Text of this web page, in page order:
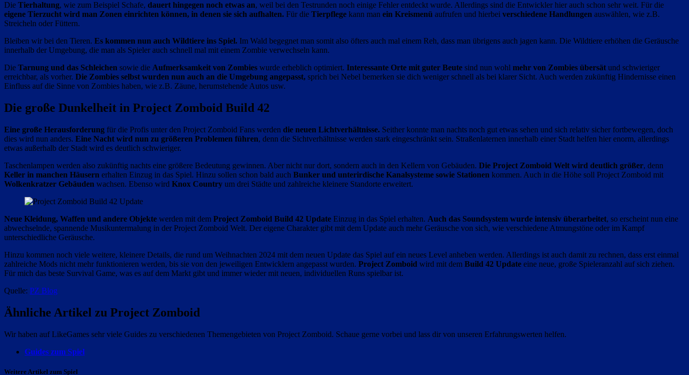
Die Tierhaltung, wie zum Beispiel Schafe, dauert hingegen noch etwas an, weil bei den Testrunden noch einige Fehler entdeckt wurde. Allerdings sind die Entwickler hier auch schon sehr weit. Für die
eigene Tierzucht wird man Zonen einrichten können, in denen sie sich aufhalten. Für die Tierpflege kann man ein Kreismenü aufrufen und hierbei verschiedene Handlungen auswählen, wie z.B.
Streicheln oder Füttern.
Bleiben wir bei den Tieren. Es kommen nun auch Wildtiere ins Spiel. Im Wald begegnet man somit also öfters auch mal einem Reh, dass man übrigens auch jagen kann. Die Wildtiere erhöhen die Geräusche
innerhalb der Umgebung, die man als Spieler auch schnell mal mit einem Zombie verwechseln kann.
Die Tarnung und das Schleichen sowie die Aufmerksamkeit von Zombies wurde erheblich optimiert. Interessante Orte mit guter Beute sind nun wohl mehr von Zombies übersät und schwieriger
erreichbar, als vorher. Die Zombies selbst wurden nun auch an die Umgebung angepasst, sprich bei Nebel bemerken sie dich weniger schnell als bei klarer Sicht. Auch werden zukünftig Hindernisse einen
Einfluss auf die Sinne von Zombies haben, wie z.B. Zäune, herumstehende Autos usw.
Die große Dunkelheit in Project Zomboid Build 42
Eine große Herausforderung für die Profis unter den Project Zomboid Fans werden die neuen Lichtverhältnisse. Seither konnte man nachts noch gut etwas sehen und sich relativ sicher fortbewegen, doch
dies wird nun anders. Eine Nacht wird nun zu größeren Problemen führen, denn die Sichtverhältnisse werden stark eingeschränkt sein. Straßenlaternen innerhalb einer Stadt helfen hier enorm, allerdings
etwas außerhalb der Stadt wird es deutlich schwieriger.
Taschenlampen werden also zukünftig nachts eine größere Bedeutung gewinnen. Aber nicht nur dort, sondern auch in den Kellern von Gebäuden. Die Project Zomboid Welt wird deutlich größer, denn
Keller in manchen Häusern erhalten Einzug in das Spiel. Hinzu sollen schon bald auch Bunker und unterirdische Kanalsysteme sowie Stationen kommen. Auch in die Höhe soll Project Zomboid mit
Wolkenkratzer Gebäuden wachsen. Ebenso wird Knox Country um drei Städte und zahlreiche kleinere Standorte erweitert.
Neue Kleidung, Waffen und andere Objekte werden mit dem Project Zomboid Build 42 Update Einzug in das Spiel erhalten. Auch das Soundsystem wurde intensiv überarbeitet, so erscheint nun eine
abwechselnde, spannende Musikuntermalung in der Project Zomboid Welt. Der eigene Charakter gibt mit dem Update auch mehr Geräusche von sich, wie verschiedene Atmungstöne oder im Kampf
unterschiedliche Geräusche.
Hinzu kommen noch viele weitere, kleinere Details, die rund um Weihnachten 2024 mit dem neuen Update das Spiel auf ein neues Level anheben werden. Allerdings ist auch damit zu rechnen, dass erst einmal
zahlreiche Mods nicht mehr funktionieren werden, bis sie von den jeweiligen Entwicklern angepasst wurden. Project Zomboid wird mit dem Build 42 Update eine neue, große Spieleranzahl auf sich ziehen.
Für mich das beste Survival Game, was es auf dem Markt gibt und immer wieder mit neuen, individuellen Runs spielbar ist.
Quelle: PZ Blog
Ähnliche Artikel zu Project Zomboid
Wir haben auf LikeGames sehr viele Guides zu verschiedenen Themengebieten von Project Zomboid. Schaue gerne vorbei und lass dir von unseren Erfahrungswerten helfen.
Guides zum Spiel
Weitere Artikel zum Spiel